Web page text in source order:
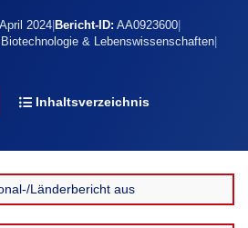
2024 Bericht-ID: AA0923600
& Lebenswissenschaften
Inhaltsverzeichnis